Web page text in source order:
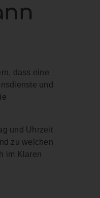
dass eine
und
und Uhrzeit
zu welchen
im Klaren